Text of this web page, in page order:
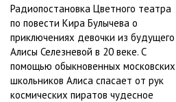
Радиопостановка Цветного театра
по повести Кира Булычева о
приключениях девочки из будущего
Алисы Селезневой в 20 веке. С
помощью обыкновенных московских
школьников Алиса спасает от рук
космических пиратов чудесное